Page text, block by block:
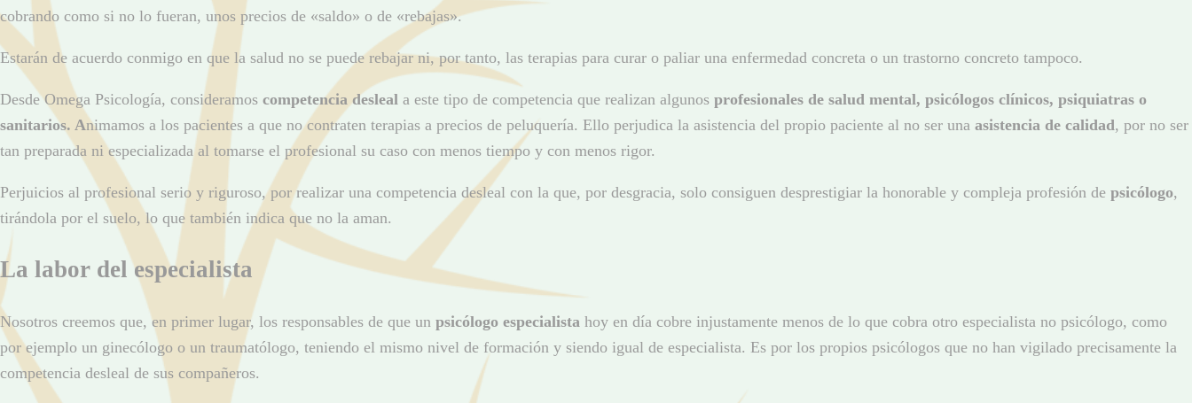
cobrando como si no lo fueran, unos precios de «saldo» o de «rebajas».
Estarán de acuerdo conmigo en que la salud no se puede rebajar ni, por tanto, las terapias para curar o paliar una enfermedad concreta o un trastorno concreto tampoco.
Desde Omega Psicología, consideramos competencia desleal a este tipo de competencia que realizan algunos profesionales de salud mental, psicólogos clínicos, psiquiatras o
sanitarios. Animamos a los pacientes a que no contraten terapias a precios de peluquería. Ello perjudica la asistencia del propio paciente al no ser una asistencia de calidad, por no ser
tan preparada ni especializada al tomarse el profesional su caso con menos tiempo y con menos rigor.
Perjuicios al profesional serio y riguroso, por realizar una competencia desleal con la que, por desgracia, solo consiguen desprestigiar la honorable y compleja profesión de psicólogo,
tirándola por el suelo, lo que también indica que no la aman.
La labor del especialista
Nosotros creemos que, en primer lugar, los responsables de que un psicólogo especialista hoy en día cobre injustamente menos de lo que cobra otro especialista no psicólogo, como
por ejemplo un ginecólogo o un traumatólogo, teniendo el mismo nivel de formación y siendo igual de especialista. Es por los propios psicólogos que no han vigilado precisamente la
competencia desleal de sus compañeros.